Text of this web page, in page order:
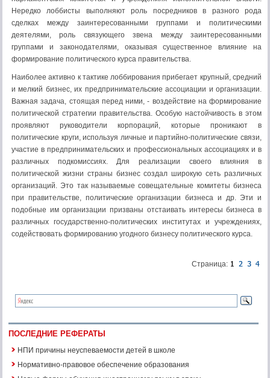
Нередко лоббисты выполня­ют роль посредников в разного рода
сделках между заинтересован­ными группами и политическими
деятелями, роль связующего звена между заинтересованными
группами и законодателями, оказывая существенное влияние на
формирование политического курса пра­вительства.
Наиболее активно к тактике лоббирования прибегает крупный, средний
и мелкий бизнес, их предпринимательские ассоциации и организации.
Важная задача, стоящая перед ними, - воздействие на формирование
политической стратегии правительства. Особую нас­тойчивость в этом
проявляют руководители корпораций, которые проникают в
политические круги, используя личные и партийно-политические связи,
участие в предпринимательских и профессио­нальных ассоциациях и в
различных подкомиссиях. Для реализации своего влияния в
политической жизни страны бизнес создал широ­кую сеть различных
организаций. Это так называемые совеща­тельные комитеты бизнеса
при правительстве, политические организации бизнеса и др. Эти и
подобные им организации призваны отстаивать интересы бизне­са в
различных государственно-политических институтах и учреж­дениях,
содействовать формированию угодного бизнесу полити­ческого курса.
Страница:
ПОСЛЕДНИЕ РЕФЕРАТЫ
НПИ причины неуспеваемости детей в школе
Нормативно-правовое обеспечение образования